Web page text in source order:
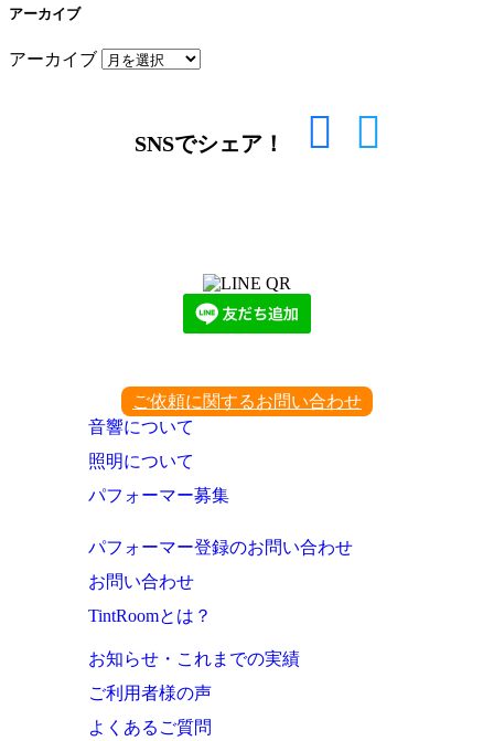
アーカイブ
アーカイブ
SNSでシェア！
ご依頼に関するお問い合わせ
音響について
照明について
パフォーマー募集
パフォーマー登録のお問い合わせ
お問い合わせ
TintRoomとは？
お知らせ・これまでの実績
ご利用者様の声
よくあるご質問